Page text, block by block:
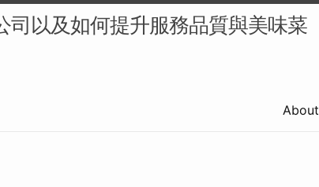
司以及如何提升服務品質與美味菜
About